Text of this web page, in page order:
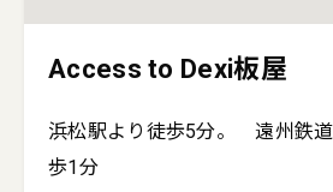
Access to Dexi板屋
浜松駅より徒歩5分。 遠州鉄
歩1分